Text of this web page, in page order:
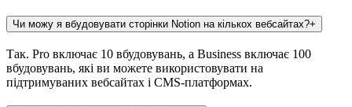
Чи можу я вбудовувати сторінки Notion на кількох вебсайтах?+
Так. Pro включає 10 вбудовувань, а Business включає 100
вбудовувань, які ви можете використовувати на
підтримуваних вебсайтах і CMS-платформах.